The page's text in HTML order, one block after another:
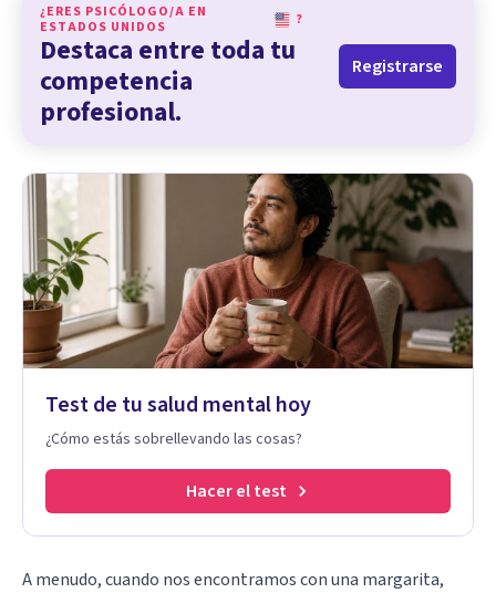
¿ERES PSICÓLOGO/A EN
ESTADOS UNIDOS
?
Destaca entre toda tu
competencia
profesional.
Registrarse
Test de tu salud mental hoy
¿Cómo estás sobrellevando las cosas?
Hacer el test
A menudo, cuando nos encontramos con una margarita,